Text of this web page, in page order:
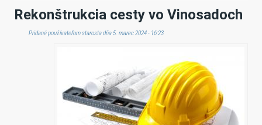
Rekonštrukcia cesty vo Vinosadoch
Pridané používateľomstarostadňa 5. marec 2024 - 16:23